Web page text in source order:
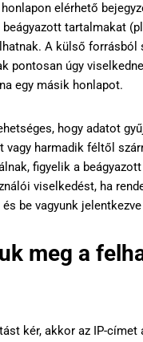
elérhető
tartalmakat
A külső forrásból
pontosan úgy
egy másik honlapot.
hogy adatot
vagy harmadik féltől
figyelik a
viselkedést, ha
be vagyunk
meg a
kér, akkor az IP-címet